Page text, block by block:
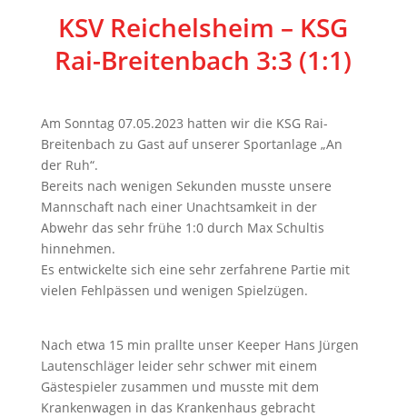
KSV Reichelsheim – KSG
Rai-Breitenbach 3:3 (1:1)
Am Sonntag 07.05.2023 hatten wir die KSG Rai-
Breitenbach zu Gast auf unserer Sportanlage „An
der Ruh“.
Bereits nach wenigen Sekunden musste unsere
Mannschaft nach einer Unachtsamkeit in der
Abwehr das sehr frühe 1:0 durch Max Schultis
hinnehmen.
Es entwickelte sich eine sehr zerfahrene Partie mit
vielen Fehlpässen und wenigen Spielzügen.
Nach etwa 15 min prallte unser Keeper Hans Jürgen
Lautenschläger leider sehr schwer mit einem
Gästespieler zusammen und musste mit dem
Krankenwagen in das Krankenhaus gebracht